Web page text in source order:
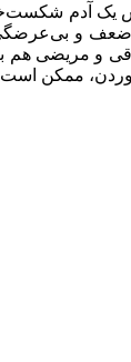
یک آدم
ضعف و
و مریضی هم